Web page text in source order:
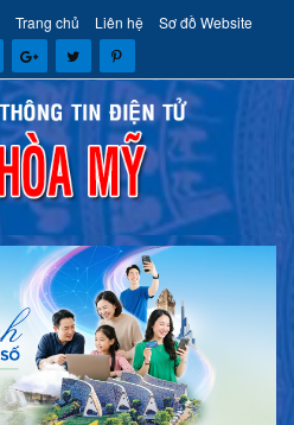
Trang chủ Liên hệ Sơ đồ Website